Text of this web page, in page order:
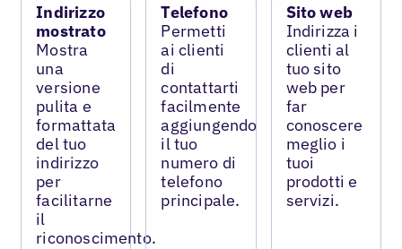
Indirizzo
mostrato
Mostra
una
versione
pulita e
formattata
del tuo
indirizzo
per
facilitarne
il
riconoscimento.
Telefono
Permetti
ai clienti
di
contattarti
facilmente
aggiungendo
il tuo
numero di
telefono
principale.
Sito web
Indirizza i
clienti al
tuo sito
web per
far
conoscere
meglio i
tuoi
prodotti e
servizi.